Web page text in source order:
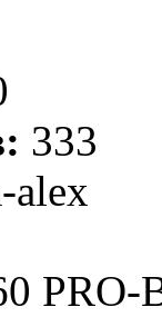
333
alex
PRO-